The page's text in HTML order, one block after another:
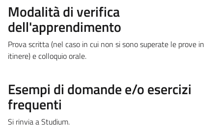
Modalità di verifica
dell'apprendimento
Prova scritta (nel caso in cui non si sono superate le prove in
itinere) e colloquio orale.
Esempi di domande e/o esercizi
frequenti
Si rinvia a Studium.